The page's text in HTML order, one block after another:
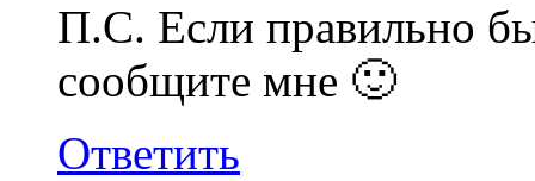
П.С. Если правильно
сообщите мне 🙂
Ответить